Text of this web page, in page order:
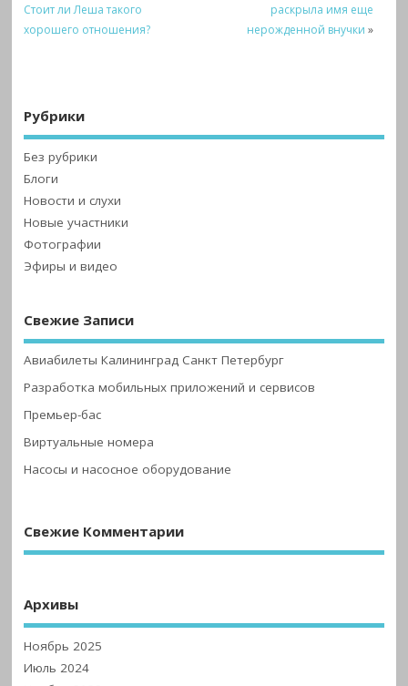
Стоит ли Леша такого
хорошего отношения?
раскрыла имя еще
нерожденной внучки »
Рубрики
Без рубрики
Блоги
Новости и слухи
Новые участники
Фотографии
Эфиры и видео
Свежие Записи
Авиабилеты Калининград Санкт Петербург
Разработка мобильных приложений и сервисов
Премьер-бас
Виртуальные номера
Насосы и насосное оборудование
Свежие Комментарии
Архивы
Ноябрь 2025
Июль 2024